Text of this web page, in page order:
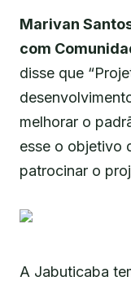
Marivan
com
disse que
melhorar o
esse o objetivo
patrocinar o
A Jabuticaba